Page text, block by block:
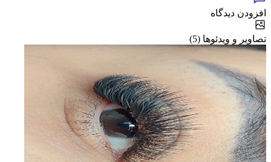
افزودن دیدگاه
تصاویر و ویدئوها (5)